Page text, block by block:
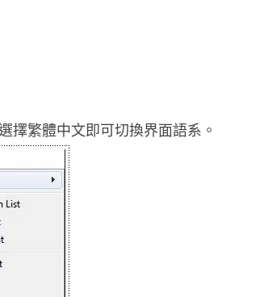
擇繁體中文即可切換界面語系。